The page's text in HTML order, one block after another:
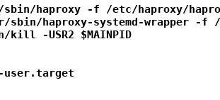
sbin/haproxy -f /etc/haproxy/
sbin/haproxy-systemd-wrapper -f
kill -USR2 $MAINPID